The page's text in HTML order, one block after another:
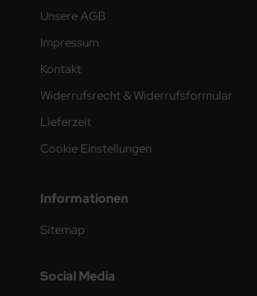
Unsere AGB
Impressum
Kontakt
Widerrufsrecht & Widerrufsformular
Lieferzeit
Cookie Einstellungen
Informationen
Sitemap
Social Media